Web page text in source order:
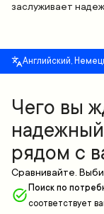
заслуживает
Английский,
Чего вы
рядом с
Сравнивайте.
Поиск по
соответствует